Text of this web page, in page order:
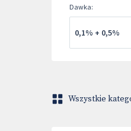
Dawka:
0,1% + 0,5%
Wszystkie